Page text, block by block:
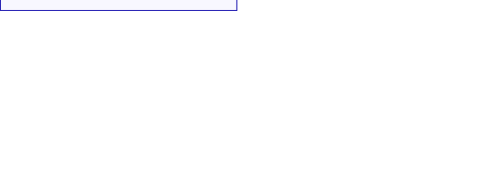
사의 '솔버'였습니다. 에이미는 2012년 서울 강남구